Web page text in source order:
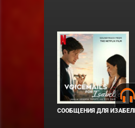
СООБЩЕНИЯ ДЛЯ